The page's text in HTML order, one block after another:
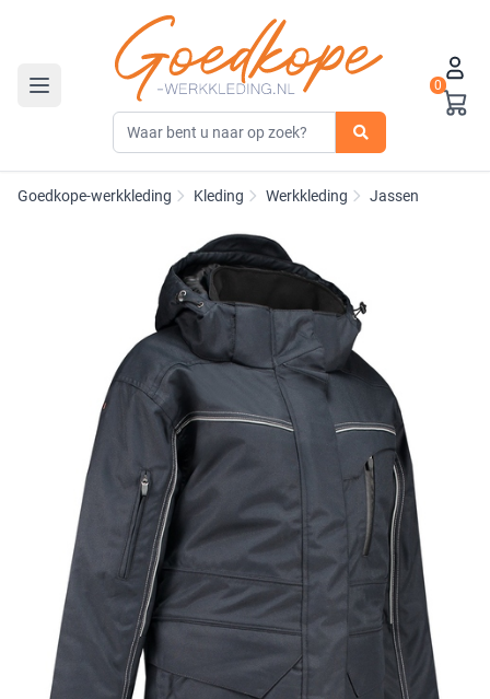
Toggle navigation
0
Goedkope-werkkleding Kleding Werkkleding Jassen